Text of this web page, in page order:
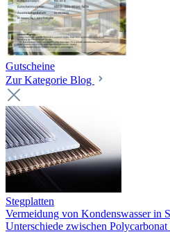
Gutscheine
Zur Kategorie Blog
Stegplatten
Vermeidung von Kondenswasser in
Unterschiede zwischen